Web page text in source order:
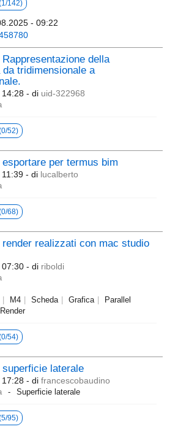
142)
- 09:22
Rappresentazione della
da tridimensionale a
- di uid-322968
52)
esportare per termus bim
- di lucalberto
68)
render realizzati con mac studio
07:30 - di riboldi
M4 Scheda Grafica
Parallel
Render
54)
superficie laterale
- di francescobaudino
Superficie laterale
95)